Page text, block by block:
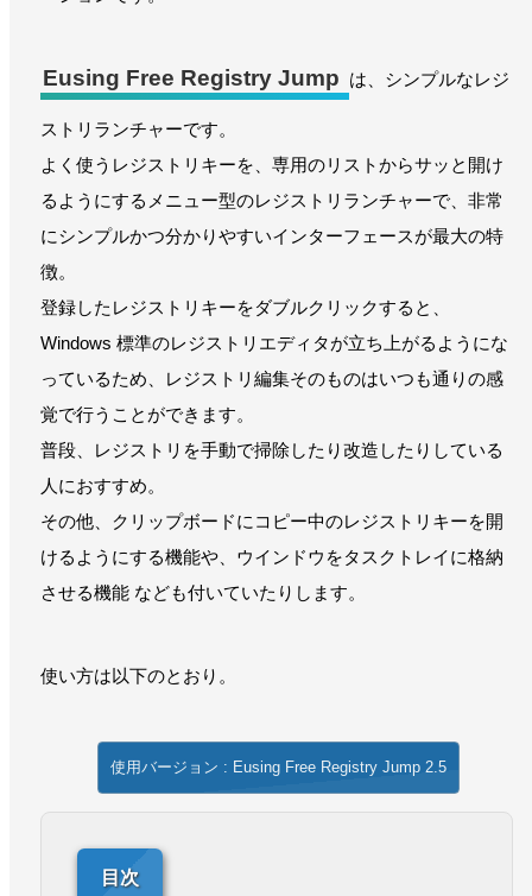
Eusing Free Registry Jump は、シンプルなレジ
ストリランチャーです。
よく使うレジストリキーを、専用のリストからサッと開け
るようにするメニュー型のレジストリランチャーで、非常
にシンプルかつ分かりやすいインターフェースが最大の特
徴。
登録したレジストリキーをダブルクリックすると、
Windows 標準のレジストリエディタが立ち上がるようにな
っているため、レジストリ編集そのものはいつも通りの感
覚で行うことができます。
普段、レジストリを手動で掃除したり改造したりしている
人におすすめ。
その他、クリップボードにコピー中のレジストリキーを開
けるようにする機能や、ウインドウをタスクトレイに格納
させる機能 なども付いていたりします。
使い方は以下のとおり。
使用バージョン : Eusing Free Registry Jump 2.5